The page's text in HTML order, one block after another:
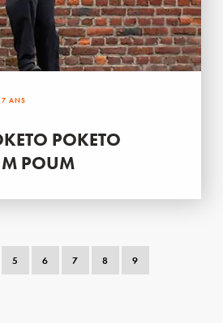
7 ANS
POKETO
POUM
5 6 7 8 9